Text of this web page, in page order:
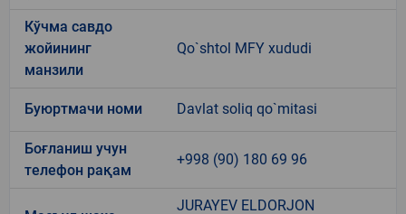
Кўчма савдо
жойининг
манзили
Qo`shtol MFY xududi
Буюртмачи номи Davlat soliq qo`mitasi
Боғланиш учун
телефон рақам
+998 (90) 180 69 96
JURAYEV ELDORJON